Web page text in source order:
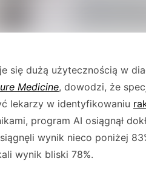
się dużą użytecznością w
Medicine, dowodzi, że
lekarzy w identyfikowaniu
program AI osiągnął
wynik nieco poniżej
wynik bliski 78%.